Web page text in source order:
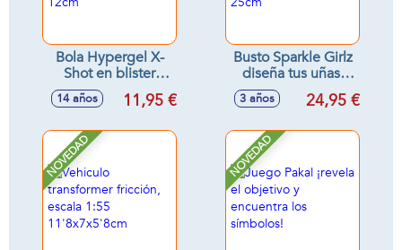
Bola Hypergel X-
Shot en blister
(20.000 bolas de
gel) 12cm
14 años 11,95 €
Busto Sparkle Girlz
diseña tus uñas,
incluye accesorios,
25cm
3 años 24,95 €
NOVEDAD NOVEDAD